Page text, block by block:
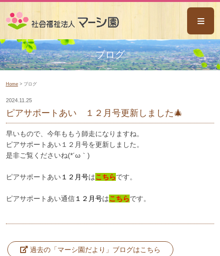
ごあいさつ
事業概要
なんと共同作業所
マーシ園木の香
ピアサポートあい
相談支援センターあい
ミライサポートあい
ホーム風の谷
事業報告
ブログ
Home> ブログ
2024.11.25
ピアサポートあい １２月号更新しました🎄
早いもので、今年ももう師走になりますね。
ピアサポートあい１２月号を更新しました。
是非ご覧くださいね(*´ω｀)
ピアサポートあい１２月号はこちらです。
ピアサポートあい通信１２月号はこちらです。
過去の「マーシ園だより」ブログはこちら